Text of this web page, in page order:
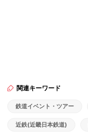
関連キーワード
鉄道イベント・ツアー
近鉄(近畿日本鉄道)